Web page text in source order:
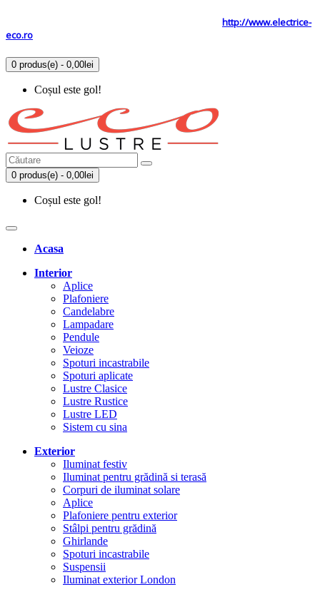
http://www.electrice-
eco.ro
0 produs(e) - 0,00lei
Coșul este gol!
0 produs(e) - 0,00lei
Coșul este gol!
Acasa
Interior
Aplice
Plafoniere
Candelabre
Lampadare
Pendule
Veioze
Spoturi incastrabile
Spoturi aplicate
Lustre Clasice
Lustre Rustice
Lustre LED
Sistem cu sina
Exterior
Iluminat festiv
Iluminat pentru grădină si terasă
Corpuri de iluminat solare
Aplice
Plafoniere pentru exterior
Stâlpi pentru grădină
Ghirlande
Spoturi incastrabile
Suspensii
Iluminat exterior London